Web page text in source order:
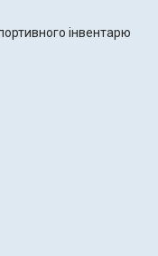
інвентарю